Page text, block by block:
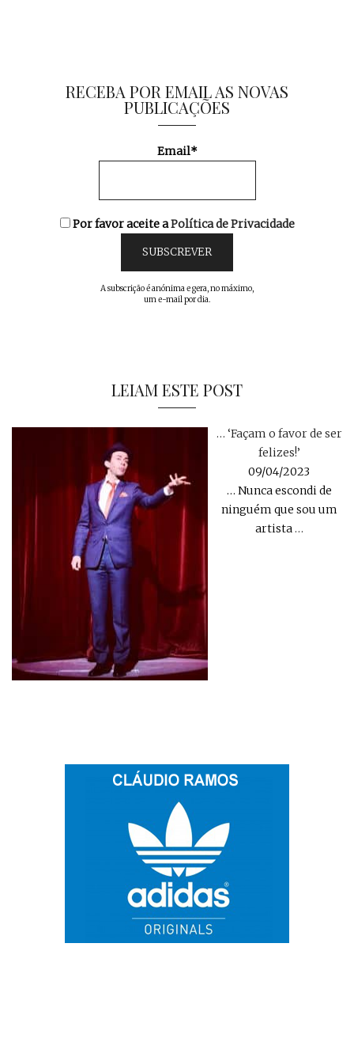
RECEBA POR EMAIL AS NOVAS
PUBLICAÇÕES
Email*
Por favor aceite aPolítica de Privacidade
A subscrição é anónima e gera, no máximo,
um e-mail por dia.
LEIAM ESTE POST
… ‘Façam o favor de ser
felizes!’
09/04/2023
… Nunca escondi de
ninguém que sou um
artista…